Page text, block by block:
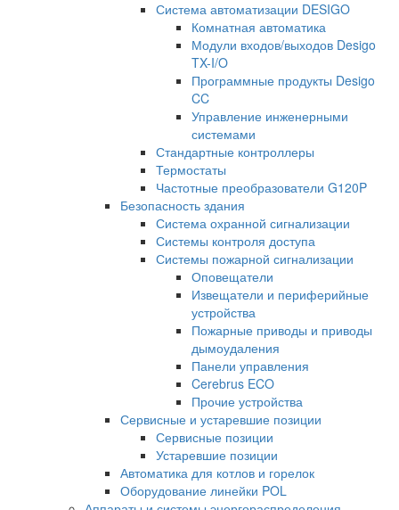
Система автоматизации DESIGO
Комнатная автоматика
Модули входов/выходов Desigo
TX-I/O
Программные продукты Desigo
CC
Управление инженерными
системами
Стандартные контроллеры
Термостаты
Частотные преобразователи G120P
Безопасность здания
Система охранной сигнализации
Системы контроля доступа
Системы пожарной сигнализации
Оповещатели
Извещатели и периферийные
устройства
Пожарные приводы и приводы
дымоудаления
Панели управления
Cerebrus ECO
Прочие устройства
Сервисные и устаревшие позиции
Сервисные позиции
Устаревшие позиции
Автоматика для котлов и горелок
Оборудование линейки POL